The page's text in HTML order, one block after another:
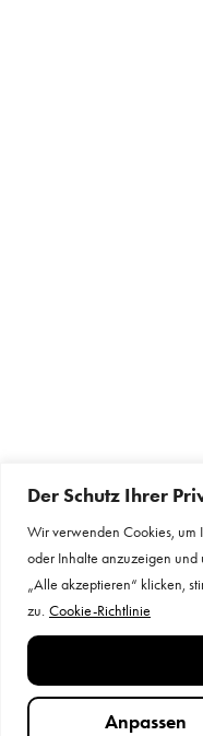
Der Schutz Ihrer
Wir verwenden Cookies, um
oder Inhalte anzuzeigen und
„Alle akzeptieren“ klicken,
zu. Cookie-Richtlinie
Anpassen